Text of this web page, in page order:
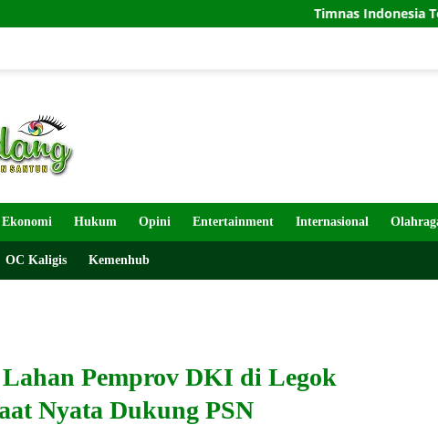
Timnas Indonesia Tersingkir di Piala
Ekonomi Hukum Opini Entertainment Internasional
OC Kaligis Kemenhub
Pemprov DKI di Legok
Nyata Dukung PSN